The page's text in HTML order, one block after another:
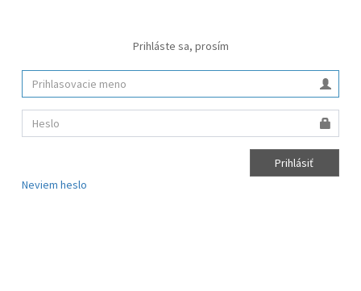
Prihláste sa, prosím
Prihlásiť
Neviem heslo